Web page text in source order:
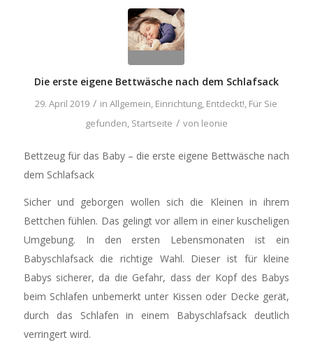
Die erste eigene Bettwäsche nach dem Schlafsack
29. April 2019 / inAllgemein Einrichtung Entdeckt! Für Sie
gefunden Startseite / von leonie
Bettzeug für das Baby – die erste eigene Bettwäsche nach
dem Schlafsack
Sicher und geborgen wollen sich die Kleinen in ihrem
Bettchen fühlen. Das gelingt vor allem in einer kuscheligen
Umgebung. In den ersten Lebensmonaten ist ein
Babyschlafsack die richtige Wahl. Dieser ist für kleine
Babys sicherer, da die Gefahr, dass der Kopf des Babys
beim Schlafen unbemerkt unter Kissen oder Decke gerät,
durch das Schlafen in einem Babyschlafsack deutlich
verringert wird.